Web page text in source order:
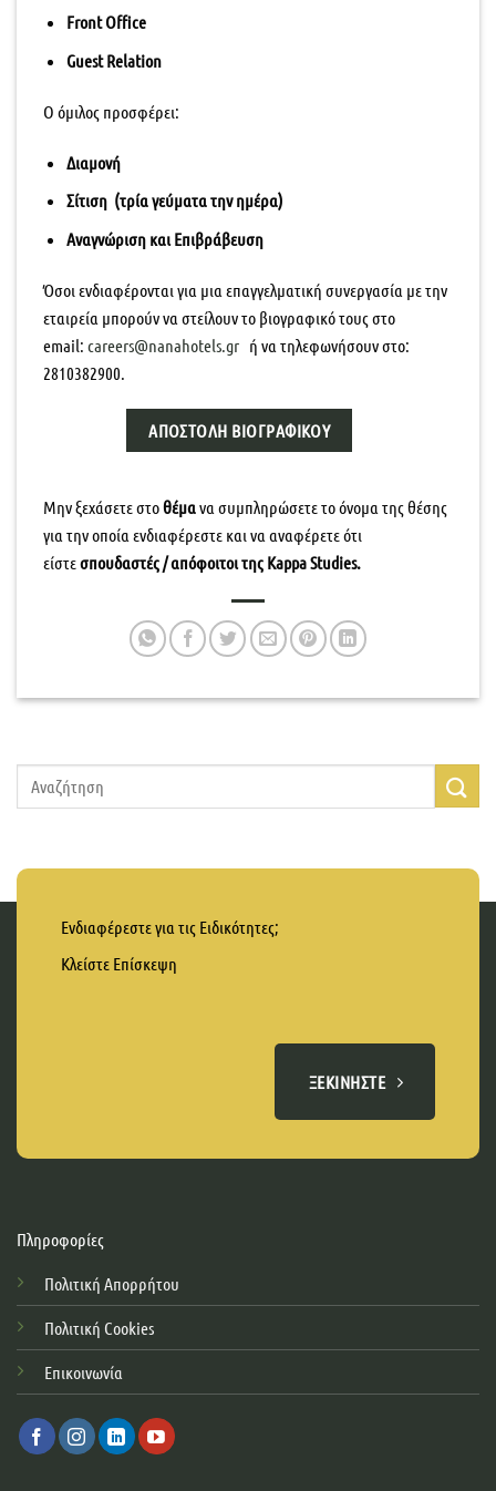
Front Office
Guest Relation
Ο όμιλος προσφέρει:
Διαμονή
Σίτιση (τρία γεύματα την ημέρα)
Αναγνώριση και Επιβράβευση
Όσοι ενδιαφέρονται για μια επαγγελματική συνεργασία με την
εταιρεία μπορούν να στείλουν το βιογραφικό τους στο
email: careers@nanahotels.gr ή να τηλεφωνήσουν στo:
2810382900.
ΑΠΟΣΤΟΛΉ ΒΙΟΓΡΑΦΙΚΟΎ
Μην ξεχάσετε στοθέμα να συμπληρώσετε το όνομα της θέσης
για την οποία ενδιαφέρεστε και να αναφέρετε ότι
είστεσπουδαστές / απόφοιτοι της Kappa Studies.
Ενδιαφέρεστε για τις Ειδικότητες;
Κλείστε Επίσκεψη
ΞΕΚΙΝΉΣΤΕ
Πληροφορίες
Πολιτική Απορρήτου
Πολιτική Cookies
Επικοινωνία